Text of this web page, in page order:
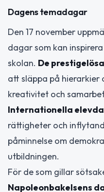
Dagens temadagar
Den 17 november
dagar som kan
skolan. De
att släppa på
kreativitet och
Internationella
rättigheter och
påminnelse om
utbildningen.
För de som gillar
Napoleonbakelsens